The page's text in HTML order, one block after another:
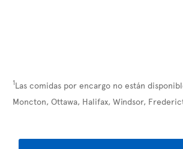
1Las comidas por encargo no están
Moncton, Ottawa, Halifax, Windsor,